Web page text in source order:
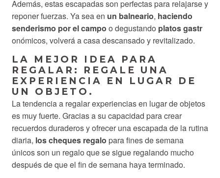
Además, estas escapadas son perfectas para relajarse y
reponer fuerzas. Ya sea en un balneario, haciendo
senderismo por el campo o degustando platos gastr
onómicos, volverá a casa descansado y revitalizado.
LA MEJOR IDEA PARA
REGALAR: REGALE UNA
EXPERIENCIA EN LUGAR DE
UN OBJETO.
La tendencia a regalar experiencias en lugar de objetos
es muy fuerte. Gracias a su capacidad para crear
recuerdos duraderos y ofrecer una escapada de la rutina
diaria, los cheques regalo para fines de semana
únicos son un regalo que se sigue regalando mucho
después de que el fin de semana haya terminado.